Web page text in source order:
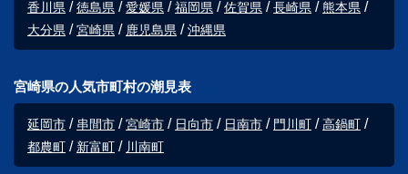
香川県 徳島県 愛媛県 福岡県 佐賀県 長崎県
熊本県
大分県
宮崎県 鹿児島県 沖縄県
宮崎県の人気市町村の潮見表
延岡市 串間市 宮崎市 日向市 日南市 門川町
高鍋町
都農町
新富町 川南町